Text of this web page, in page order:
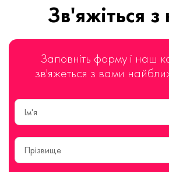
Зв'яжіться
Заповніть форму і наш
зв'яжеться з вами